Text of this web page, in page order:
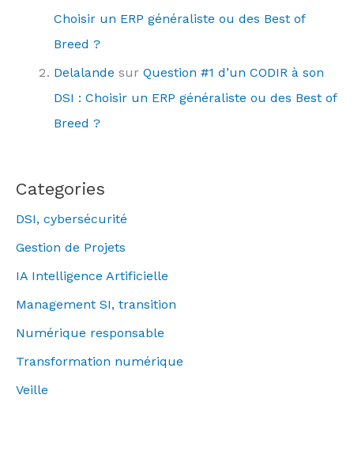
Choisir un ERP généraliste ou des Best of
Breed ?
Delalande sur Question #1 d’un CODIR à son
DSI : Choisir un ERP généraliste ou des Best of
Breed ?
Categories
DSI, cybersécurité
Gestion de Projets
IA Intelligence Artificielle
Management SI, transition
Numérique responsable
Transformation numérique
Veille